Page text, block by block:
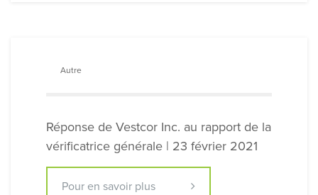
Autre
Réponse de Vestcor Inc. au rapport de la
vérificatrice générale | 23 février 2021
Pour en savoir plus